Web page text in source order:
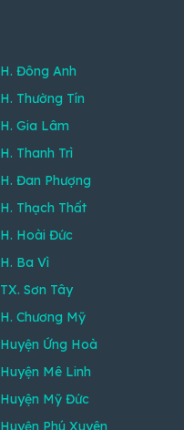
H. Đông Anh
H. Thường Tín
H. Gia Lâm
H. Thanh Trì
H. Đan Phượng
H. Thạch Thất
H. Hoài Đức
H. Ba Vì
TX. Sơn Tây
H. Chương Mỹ
Huyện Ứng Hoà
Huyện Mê Linh
Huyện Mỹ Đức
Huyện Phú Xuyên